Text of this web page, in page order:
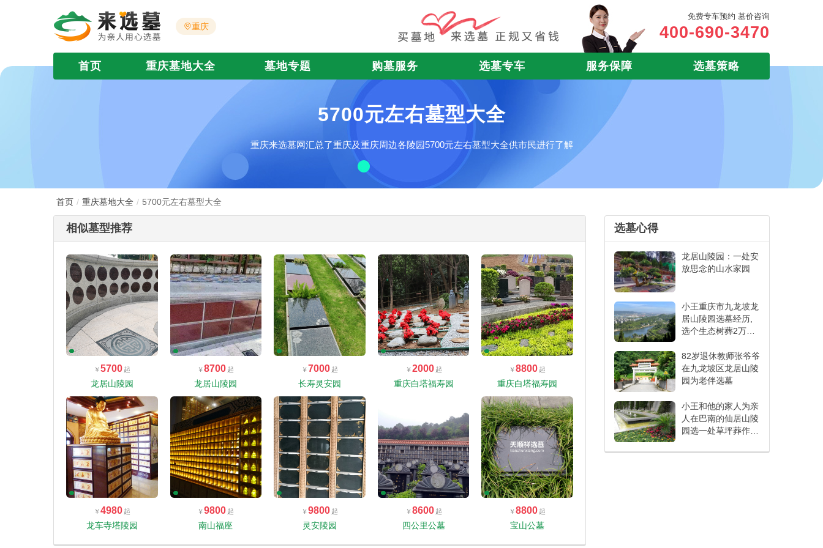
重庆
免费专车预约 墓价咨询
400-690-3470
首页 重庆墓地大全 墓地专题 购墓服务 选墓专车 服务保障 选墓策略
5700元左右墓型大全
重庆来选墓网汇总了重庆及重庆周边各陵园5700元左右墓型大全供市民进行了解
首页 重庆墓地大全 5700元左右墓型大全
相似墓型推荐
5700
龙居山陵园
8700
龙居山陵园
7000
长寿灵安园
2000
重庆白塔福寿园
8800
重庆白塔福寿园
4980
龙车寺塔陵园
9800
南山福座
9800
灵安陵园
8600
四公里公墓
8800
宝山公墓
选墓心得
龙居山陵园：一处安
放思念的山水家园
小王重庆市九龙坡龙
居山陵园选墓经历,
选个生态树葬2万左
82岁退休教师张爷爷
在九龙坡区龙居山陵
园为老伴选墓
小王和他的家人为亲
人在巴南的仙居山陵
园选一处草坪葬作为